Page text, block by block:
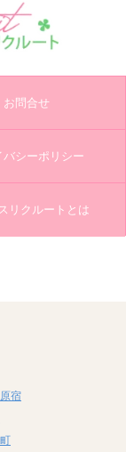
お問合せ
バシーポリシー
リクルートとは
宿